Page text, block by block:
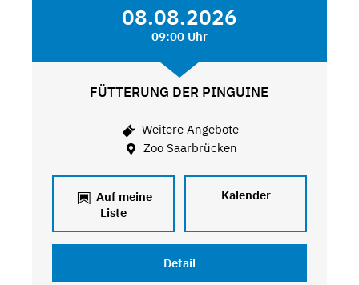
08.08.2026
09:00 Uhr
FÜTTERUNG DER PINGUINE
Weitere Angebote
Zoo Saarbrücken
Auf meine
Liste
Kalender
Detail